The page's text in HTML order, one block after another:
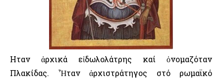
Ηταν ἀρχικά εἰδωλολάτρης καί ὀνομαζόταν
Πλακίδας. Ἦταν ἀρχιστράτηγος στό ρωμαϊκό